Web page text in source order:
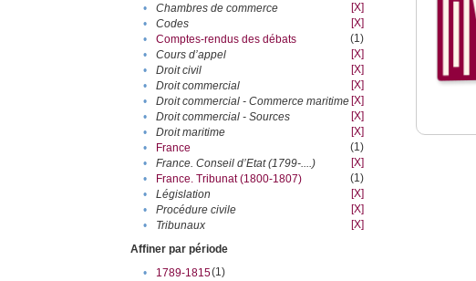
•
Chambres de commerce
[X]
•
Codes
[X]
•
Comptes-rendus des débats
(1)
•
Cours d’appel
[X]
•
Droit civil
[X]
•
Droit commercial
[X]
•
Droit commercial - Commerce maritime [X]
•
Droit commercial - Sources
[X]
•
Droit maritime
[X]
•
France
(1)
•
France. Conseil d’Etat (1799-....)
[X]
•
France. Tribunat (1800-1807)
(1)
•
Législation
[X]
•
Procédure civile
[X]
•
Tribunaux
[X]
Affiner par période
•
1789-1815(1)